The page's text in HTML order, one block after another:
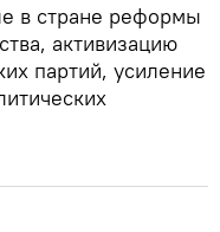
в стране реформы
активизацию
партий, усиление